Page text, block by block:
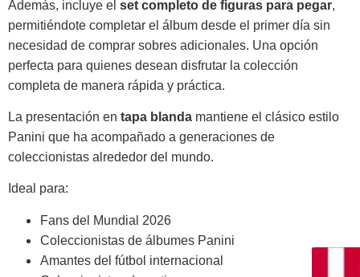
Además, incluye el set completo de figuras para pegar,
permitiéndote completar el álbum desde el primer día sin
necesidad de comprar sobres adicionales. Una opción
perfecta para quienes desean disfrutar la colección
completa de manera rápida y práctica.
La presentación en tapa blanda mantiene el clásico estilo
Panini que ha acompañado a generaciones de
coleccionistas alrededor del mundo.
Ideal para:
Fans del Mundial 2026
Coleccionistas de álbumes Panini
Amantes del fútbol internacional